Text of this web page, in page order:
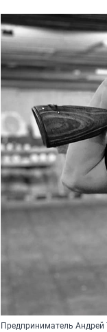
Предприниматель Андрей